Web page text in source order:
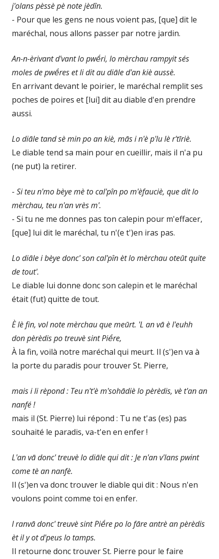
j'olans pèssè pè note jèdîn.
- Pour que les gens ne nous voient pas, [que] dit le
maréchal, nous allons passer par notre jardin.
An-n-èrivant d'vant lo pwḗri, lo mèrchau rampyit sés
moles de pwḗres et li dit au diāle d'an kiè aussè.
En arrivant devant le poirier, le maréchal remplit ses
poches de poires et [lui] dit au diable d'en prendre
aussi.
Lo diāle tand sè min po an kiè, mās i n'è p'lu lè r'tīriè.
Le diable tend sa main pour en cueillir, mais il n'a pu
(ne put) la retirer.
- Si teu n'mo bèye mè to cal'pîn po m'èfauciè, que dit lo
mèrchau, teu n'an vrès m'.
- Si tu ne me donnes pas ton calepin pour m'effacer,
[que] lui dit le maréchal, tu n'(e t')en iras pas.
Lo diāle i bèye donc' son cal'pîn èt lo mèrchau oteūt quite
de tout'.
Le diable lui donne donc son calepin et le maréchal
était (fut) quitte de tout.
È lè fin, vol note mèrchau que meūrt. 'L an vā è l'euhh
don pèrèdis po treuvè sint Piḗre,
À la fin, voilà notre maréchal qui meurt. Il (s')en va à
la porte du paradis pour trouver St. Pierre,
mais i li rèpond : Teu n't'è m'sohādiè lo pèrèdis, vè t'an an
nanfé !
mais il (St. Pierre) lui répond : Tu ne t'as (es) pas
souhaité le paradis, va-t'en en enfer !
L'an vā donc' treuvè lo diāle qui dit : Je n'an v'lans pwint
come tè an nanfè.
Il (s')en va donc trouver le diable qui dit : Nous n'en
voulons point comme toi en enfer.
I ranvā donc' treuvè sint Piḗre po lo fāre antrè an pèrèdis
èt il y ot d'peus lo tamps.
Il retourne donc trouver St. Pierre pour le faire